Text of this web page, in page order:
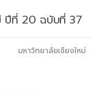
ปีที่ 20 ฉบับที่ 37
มหาวิทยาลัยเชียงใหม่